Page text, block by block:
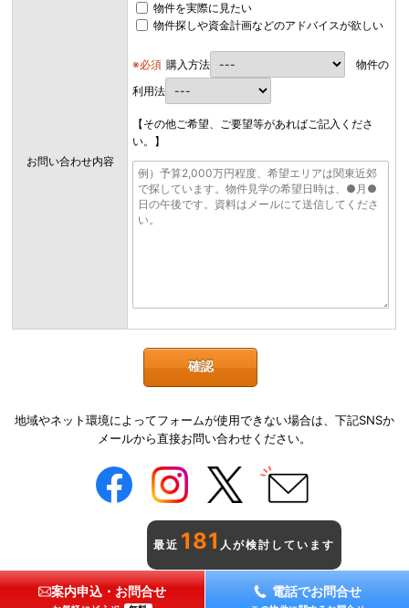
お問い合わせ内容
物件を実際に見たい
物件探しや資金計画などのアドバイスが欲しい
※必須 購入方法
物件の
利用法
【その他ご希望、ご要望等があればご記入くださ
い。】
地域やネット環境によってフォームが使用できない場合は、下記SNSか
メールから直接お問い合わせください。
最近 181 人が検討しています
案内申込・お問合せ 電話でお問合せ